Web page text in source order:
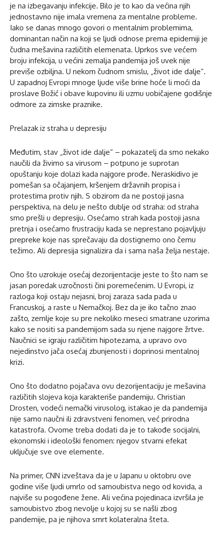
je na izbegavanju infekcije. Bilo je to kao da većina njih
jednostavno nije imala vremena za mentalne probleme.
Iako se danas mnogo govori o mentalnim problemima,
dominantan način na koji se ljudi odnose prema epidemiji je
čudna mešavina različitih elemenata. Uprkos sve većem
broju infekcija, u većini zemalja pandemija još uvek nije
previše ozbiljna. U nekom čudnom smislu, „život ide dalje“.
U zapadnoj Evropi mnoge ljude više brine hoće li moći da
proslave Božić i obave kupovinu ili uzmu uobičajene godišnje
odmore za zimske praznike.
Prelazak iz straha u depresiju
Međutim, stav „život ide dalje“ – pokazatelj da smo nekako
naučili da živimo sa virusom – potpuno je suprotan
opuštanju koje dolazi kada najgore prođe. Neraskidivo je
pomešan sa očajanjem, kršenjem državnih propisa i
protestima protiv njih. S obzirom da ne postoji jasna
perspektiva, na delu je nešto dublje od straha: od straha
smo prešli u depresiju. Osećamo strah kada postoji jasna
pretnja i osećamo frustraciju kada se neprestano pojavljuju
prepreke koje nas sprečavaju da dostignemo ono čemu
težimo. Ali depresija signalizira da i sama naša želja nestaje.
Ono što uzrokuje osećaj dezorijentacije jeste to što nam se
jasan poredak uzročnosti čini poremećenim. U Evropi, iz
razloga koji ostaju nejasni, broj zaraza sada pada u
Francuskoj, a raste u Nemačkoj. Bez da je iko tačno znao
zašto, zemlje koje su pre nekoliko meseci smatrane uzorima
kako se nositi sa pandemijom sada su njene najgore žrtve.
Naučnici se igraju različitim hipotezama, a upravo ovo
nejedinstvo jača osećaj zbunjenosti i doprinosi mentalnoj
krizi.
Ono što dodatno pojačava ovu dezorijentaciju je mešavina
različitih slojeva koja karakteriše pandemiju. Christian
Drosten, vodeći nemački virusolog, istakao je da pandemija
nije samo naučni ili zdravstveni fenomen, već prirodna
katastrofa. Ovome treba dodati da je to takođe socijalni,
ekonomski i ideološki fenomen: njegov stvarni efekat
uključuje sve ove elemente.
Na primer, CNN izveštava da je u Japanu u oktobru ove
godine više ljudi umrlo od samoubistva nego od kovida, a
najviše su pogođene žene. Ali većina pojedinaca izvršila je
samoubistvo zbog nevolje u kojoj su se našli zbog
pandemije, pa je njihova smrt kolateralna šteta.